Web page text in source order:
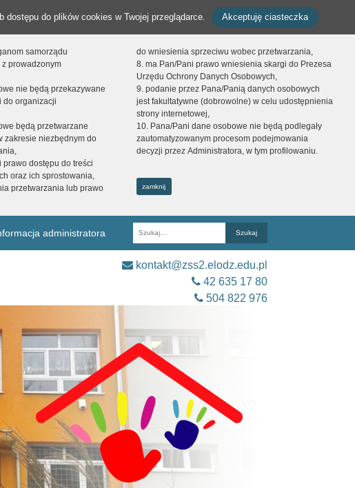
do plików cookies w Twojej przeglądarce. Akceptuję ciasteczka
samorządu
prowadzonym
nie będą przekazywane
do organizacji
będą przetwarzane
zakresie niezbędnym do
prawo dostępu do treści
oraz ich sprostowania,
przetwarzania lub prawo
do wniesienia sprzeciwu wobec przetwarzania,
8. ma Pan/Pani prawo wniesienia skargi do Prezesa
Urzędu Ochrony Danych Osobowych,
9. podanie przez Pana/Panią danych osobowych
jest fakultatywne (dobrowolne) w celu udostępnienia
strony internetowej,
10. Pana/Pani dane osobowe nie będą podlegały
zautomatyzowanym procesom podejmowania
decyzji przez Administratora, w tym profilowaniu.
zamknij
administratora
Fraza
kontakt@zss2.elodz.edu.pl
42 635 17 80
504 822 976